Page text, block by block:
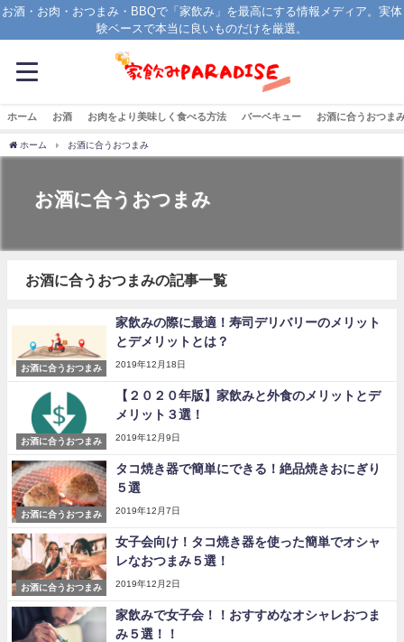
お酒・お肉・おつまみ・BBQで「家飲み」を最高にする情報メディア。実体
験ベースで本当に良いものだけを厳選。
ホーム お酒 お肉をより美味しく食べる方法 バーベキュー お酒に合うおつま
ホーム お酒に合うおつまみ
お酒に合うおつまみ
お酒に合うおつまみの記事一覧
お酒に合うおつまみ
家飲みの際に最適！寿司デリバリーのメリット
とデメリットとは？
2019年12月18日
お酒に合うおつまみ
【２０２０年版】家飲みと外食のメリットとデ
メリット３選！
2019年12月9日
お酒に合うおつまみ
タコ焼き器で簡単にできる！絶品焼きおにぎり
５選
2019年12月7日
お酒に合うおつまみ
女子会向け！タコ焼き器を使った簡単でオシャ
レなおつまみ５選！
2019年12月2日
家飲みで女子会！！おすすめなオシャレおつま
み５選！！